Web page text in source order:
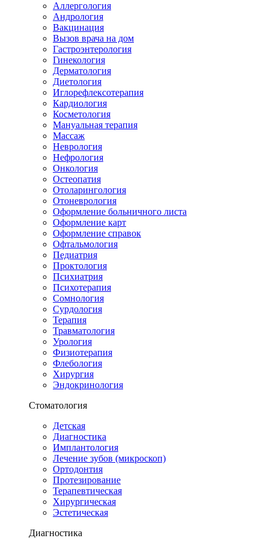
Аллергология
Андрология
Вакцинация
Вызов врача на дом
Гастроэнтерология
Гинекология
Дерматология
Диетология
Иглорефлексотерапия
Кардиология
Косметология
Мануальная терапия
Массаж
Неврология
Нефрология
Онкология
Остеопатия
Отоларингология
Отоневрология
Оформление больничного листа
Оформление карт
Оформление справок
Офтальмология
Педиатрия
Проктология
Психиатрия
Психотерапия
Сомнология
Сурдология
Терапия
Травматология
Урология
Физиотерапия
Флебология
Хирургия
Эндокринология
Стоматология
Детская
Диагностика
Имплантология
Лечение зубов (микроскоп)
Ортодонтия
Протезирование
Терапевтическая
Хирургическая
Эстетическая
Диагностика